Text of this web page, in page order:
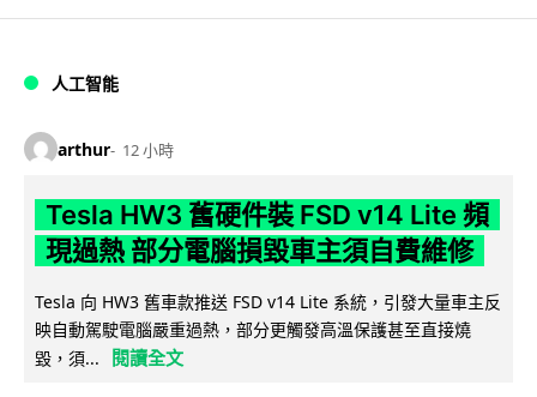
人工智能
arthur 12 小時
Tesla HW3 舊硬件裝 FSD v14 Lite 頻
現過熱 部分電腦損毀車主須自費維修
Tesla 向 HW3 舊車款推送 FSD v14 Lite 系統，引發大量車主反
映自動駕駛電腦嚴重過熱，部分更觸發高溫保護甚至直接燒
毀，須...
閱讀全文